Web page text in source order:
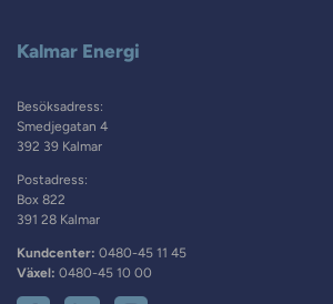
Kalmar Energi
Besöksadress:
Smedjegatan 4
392 39 Kalmar
Postadress:
Box 822
391 28 Kalmar
Kundcenter: 0480-45 11 45
Växel: 0480-45 10 00